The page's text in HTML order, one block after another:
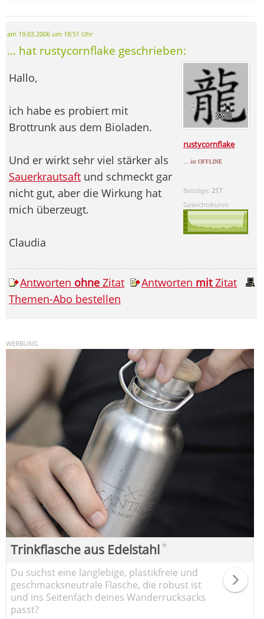
am 19.03.2006 um 18:51 Uhr
... hat rustycornflake geschrieben:
rustycornflake
... ist OFFLINE
Beiträge: 217
Gewichtskurve:
Hallo,
ich habe es probiert mit
Brottrunk aus dem Bioladen.
Und er wirkt sehr viel stärker als
Sauerkrautsaft und schmeckt gar
nicht gut, aber die Wirkung hat
mich überzeugt.
Claudia
Antworten ohne Zitat Antworten mitZitat
Themen-Abo bestellen
Trinkflasche aus Edelstahl*
Du suchst eine langlebige, plastikfreie und
geschmacksneutrale Flasche, die robust ist
und ins Seitenfach deines Wanderrucksacks
passt?